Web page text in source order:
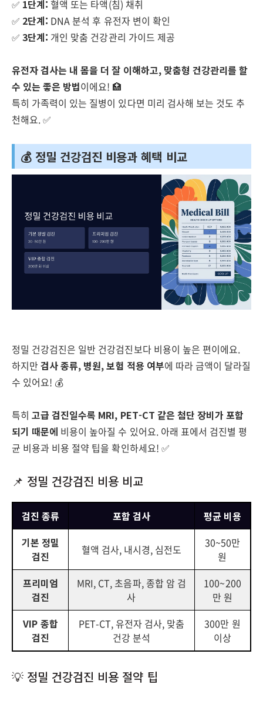
✅ 1단계: 혈액 또는 타액(침) 채취
✅ 2단계: DNA 분석 후 유전자 변이 확인
✅3단계: 개인 맞춤 건강관리 가이드 제공
유전자 검사는 내 몸을 더 잘 이해하고, 맞춤형 건강관리를 할
수 있는 좋은 방법이에요! 🏥
특히 가족력이 있는 질병이 있다면 미리 검사해 보는 것도 추
천해요. ✅
💰 정밀 건강검진 비용과 혜택 비교
정밀 건강검진은 일반 건강검진보다 비용이 높은 편이에요.
하지만검사 종류, 병원, 보험 적용 여부에 따라 금액이 달라질
수 있어요! 💰
특히고급 검진일수록 MRI, PET-CT 같은 첨단 장비가 포함
되기 때문에 비용이 높아질 수 있어요. 아래 표에서 검진별 평
균 비용과 비용 절약 팁을 확인하세요! ✅
📌 정밀 건강검진 비용 비교
검진 종류 포함 검사
평균 비용
기본 정밀
검진
혈액 검사, 내시경, 심전도
30~50만
원
프리미엄
검진
MRI, CT, 초음파, 종합 암 검
사
100~200
만 원
VIP 종합
검진
PET-CT, 유전자 검사, 맞춤
건강 분석
300만 원
이상
💡 정밀 건강검진 비용 절약 팁